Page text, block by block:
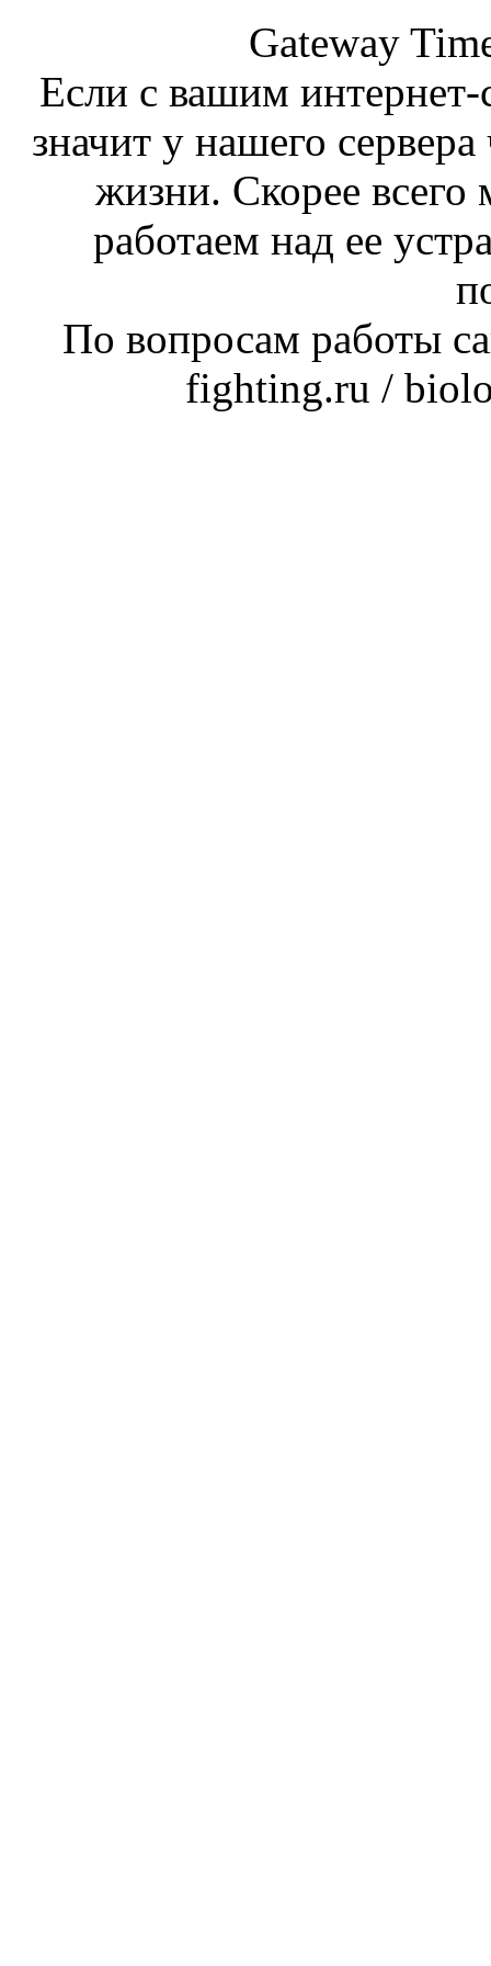
Gateway
Если с вашим интернет-
значит у нашего
жизни. Скорее
работаем над ее
По вопросам работы
fighting.ru /